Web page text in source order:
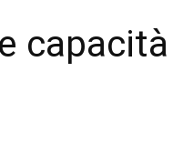
capacità